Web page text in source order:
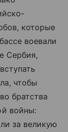
которые
воевали
Сербия,
чтобы
братства
войны:
за великую